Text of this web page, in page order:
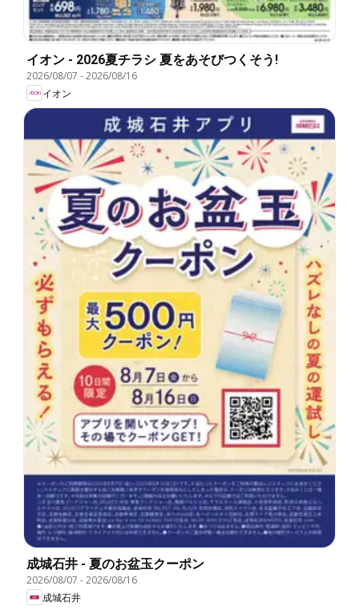
イオン - 2026夏チラシ 夏をあそびつくそう!
2026/08/07 -2026/08/16
イオン
成城石井 - 夏のお盆玉クーポン
2026/08/07 -2026/08/16
成城石井